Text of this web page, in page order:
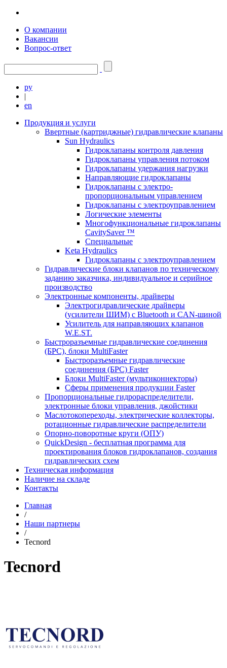
О компании
Вакансии
Вопрос-ответ
ру
|
en
Продукция и услуги
Ввертные (картриджные) гидравлические клапаны
Sun Hydraulics
Гидроклапаны контроля давления
Гидроклапаны управления потоком
Гидроклапаны удержания нагрузки
Направляющие гидроклапаны
Гидроклапаны с электро-
пропорциональным управлением
Гидроклапаны с электроуправлением
Логические элементы
Многофункциональные гидроклапаны
CavitySaver ™
Специальные
Keta Hydraulics
Гидроклапаны с электроуправлением
Гидравлические блоки клапанов по техническому
заданию заказчика, индивидуальное и серийное
производство
Электронные компоненты, драйверы
Электрогидравлические драйверы
(усилители ШИМ) с Bluetooth и CAN-шиной
Усилитель для направляющих клапанов
W.E.ST.
Быстроразъемные гидравлические соединения
(БРС), блоки MultiFaster
Быстроразъемные гидравлические
соединения (БРС) Faster
Блоки MultiFaster (мультиконнекторы)
Сферы применения продукции Faster
Пропорциональные гидрораспределители,
электронные блоки управления, джойстики
Маслотокопереходы, электрические коллекторы,
ротационные гидравлические распределители
Опорно-поворотные круги (ОПУ)
QuickDesign - бесплатная программа для
проектирования блоков гидроклапанов, создания
гидравлических схем
Техническая информация
Наличие на складе
Контакты
Главная
/
Наши партнеры
/
Tecnord
Tecnord